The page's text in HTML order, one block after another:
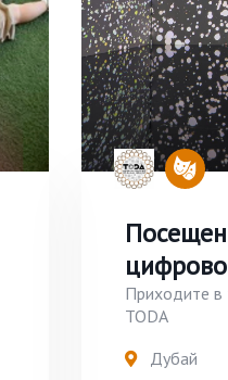
Приходите в
TODA
Дубай